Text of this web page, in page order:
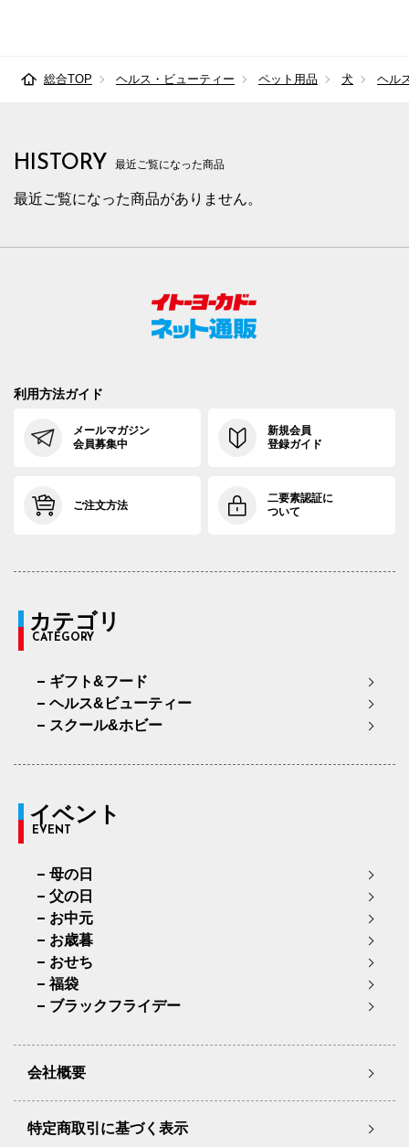
総合TOP ヘルス・ビューティー ペット用品 犬 ヘル
HISTORY 最近ご覧になった商品
最近ご覧になった商品がありません。
利用方法ガイド
メールマガジン
会員募集中
新規会員
登録ガイド
ご注文方法
二要素認証に
ついて
カテゴリ
CATEGORY
ギフト&フード
ヘルス&ビューティー
スクール&ホビー
イベント
EVENT
母の日
父の日
お中元
お歳暮
おせち
福袋
ブラックフライデー
会社概要
特定商取引に基づく表示